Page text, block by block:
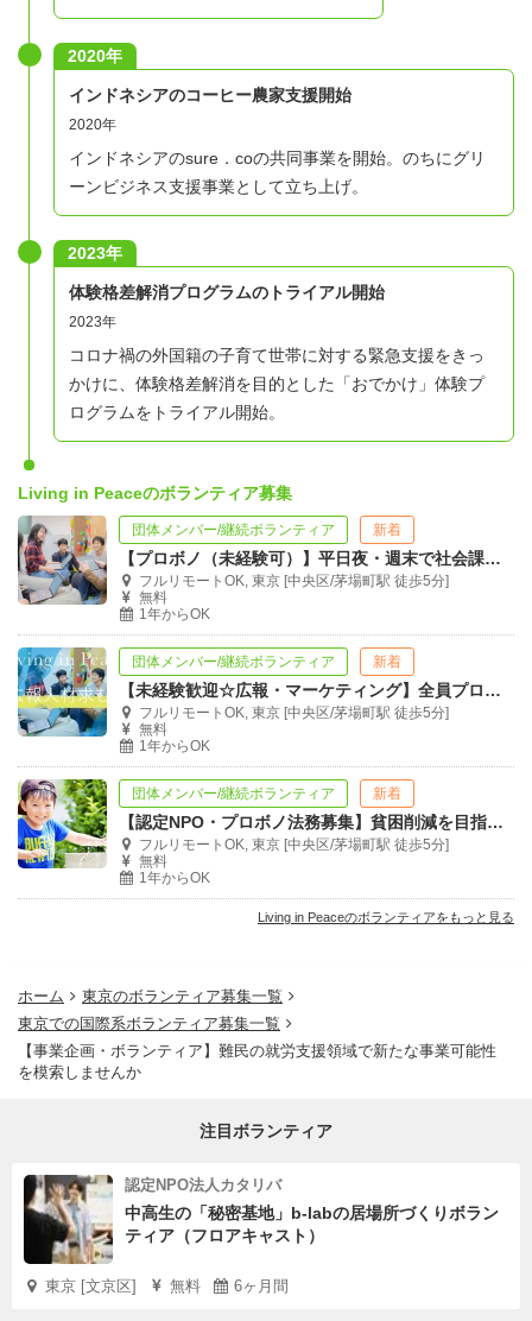
■活動のスタンス
プロボノだからできることに限りがあるということはな
く、多様なバックグラウンドを持つメンバーから成るプロ
一人一人が自発的に考えて、事業を作っていくことができ
る組織です。幅広い年代・業種のメンバーがいますが、フ
ラットな組織で仕事の指示はほとんどありません。自ら仕
事を見つけて、主体的に一緒に活動してくださる方のジョ
■活動するメンバーの声
・学生が私たちのサポートを通じて自身の強みを発見し、
自ら就活を突破しているのを見ると、やりがいを感じる！
・面談やセミナーを通して直接難民の方々の声を聞きなが
ら、必要なサポートを自分たちで考えることができる。
・同じ志を持つ人、さまざまなスキルをもつ人たちと一緒
に活動できるので、自分自身の人生の幅も広がる！
活動開始までのフロー
からご応募いただき、ご返信のメールに掲載のURLより、
ミーティングのご見学（オンライン）をお申込みくださ
い。活動の雰囲気や、具体的な作業等をご確認いただけれ
ば幸いです。
2020年
インドネシアのコーヒー農家支援開始
2020年
インドネシアのsure．coの共同事業を開始。のちにグリ
ーンビジネス支援事業として立ち上げ。
2023年
体験格差解消プログラムのトライアル開始
2023年
コロナ禍の外国籍の子育て世帯に対する緊急支援をきっ
かけに、体験格差解消を目的とした「おでかけ」体験プ
ログラムをトライアル開始。
Living in Peaceのボランティア募集
団体メンバー/継続ボランティア 新着
【プロボノ（未経験可）】平日夜・週末で社会課題を解決！機会の平等を通じた貧困削減
フルリモートOK, 東京 [中央区/茅場町駅 徒歩5分]
無料
1年からOK
団体メンバー/継続ボランティア 新着
【未経験歓迎☆広報・マーケティング】全員プロボノNPO／発信力UPで社会貢献！
フルリモートOK, 東京 [中央区/茅場町駅 徒歩5分]
無料
1年からOK
団体メンバー/継続ボランティア 新着
【認定NPO・プロボノ法務募集】貧困削減を目指す5つの事業を運営
フルリモートOK, 東京 [中央区/茅場町駅 徒歩5分]
無料
1年からOK
Living in Peaceのボランティアをもっと見る
ホーム
東京のボランティア募集一覧
東京での国際系ボランティア募集一覧
【事業企画・ボランティア】難民の就労支援領域で新たな事業可能性
を模索しませんか
注目ボランティア
認定NPO法人カタリバ
中高生の「秘密基地」b-labの居場所づくりボラン
ティア（フロアキャスト）
東京 [文京区] 無料 6ヶ月間